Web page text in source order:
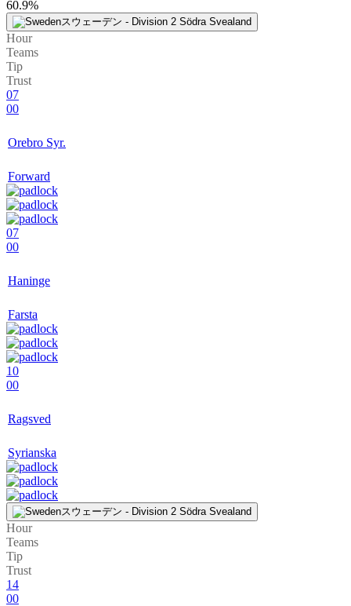
60.9%
スウェーデン - Division 2 Södra Svealand
Hour
Teams
Tip
Trust
07
00
Orebro Syr.
Forward
07
00
Haninge
Farsta
10
00
Ragsved
Syrianska
スウェーデン - Division 2 Södra Svealand
Hour
Teams
Tip
Trust
14
00